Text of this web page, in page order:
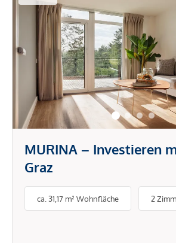
MURINA – Investieren
Graz
ca. 31,17 m² Wohnfläche 2